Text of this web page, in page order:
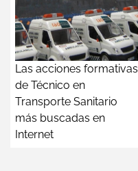
Las acciones formativas
de Técnico en
Transporte Sanitario
más buscadas en
Internet